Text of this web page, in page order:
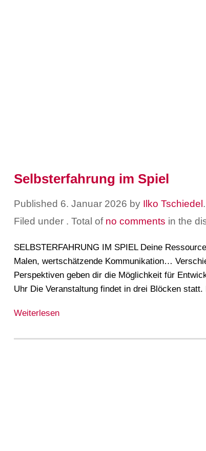
Selbsterfahrung im Spiel
Published 6. Januar 2026 by Ilko Tschiedel .
Filed under . Total of no comments in the
SELBSTERFAHRUNG IM SPIEL Deine
Malen, wertschätzende Kommunikation…
Perspektiven geben dir die Möglichkeit für
Uhr Die Veranstaltung findet in drei Blöcken
Weiterlesen